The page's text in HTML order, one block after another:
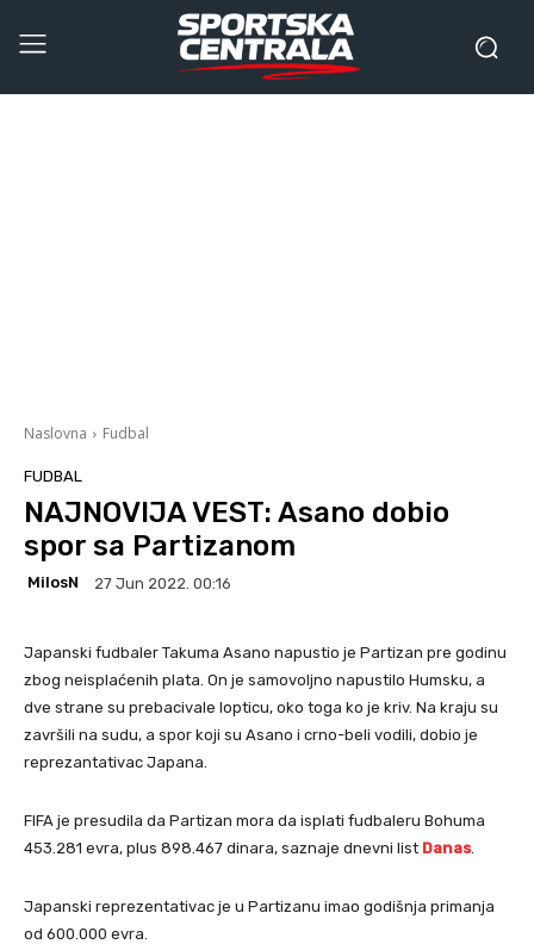
Naslovna Fudbal
FUDBAL
NAJNOVIJA VEST: Asano dobio
spor sa Partizanom
MilosN 27 Jun 2022. 00:16
Japanski fudbaler Takuma Asano napustio je Partizan pre godinu
zbog neisplaćenih plata. On je samovoljno napustilo Humsku, a
dve strane su prebacivale lopticu, oko toga ko je kriv. Na kraju su
završili na sudu, a spor koji su Asano i crno-beli vodili, dobio je
reprezantativac Japana.
FIFA je presudila da Partizan mora da isplati fudbaleru Bohuma
453.281 evra, plus 898.467 dinara, saznaje dnevni list Danas.
Japanski reprezentativac je u Partizanu imao godišnja primanja
od 600.000 evra.